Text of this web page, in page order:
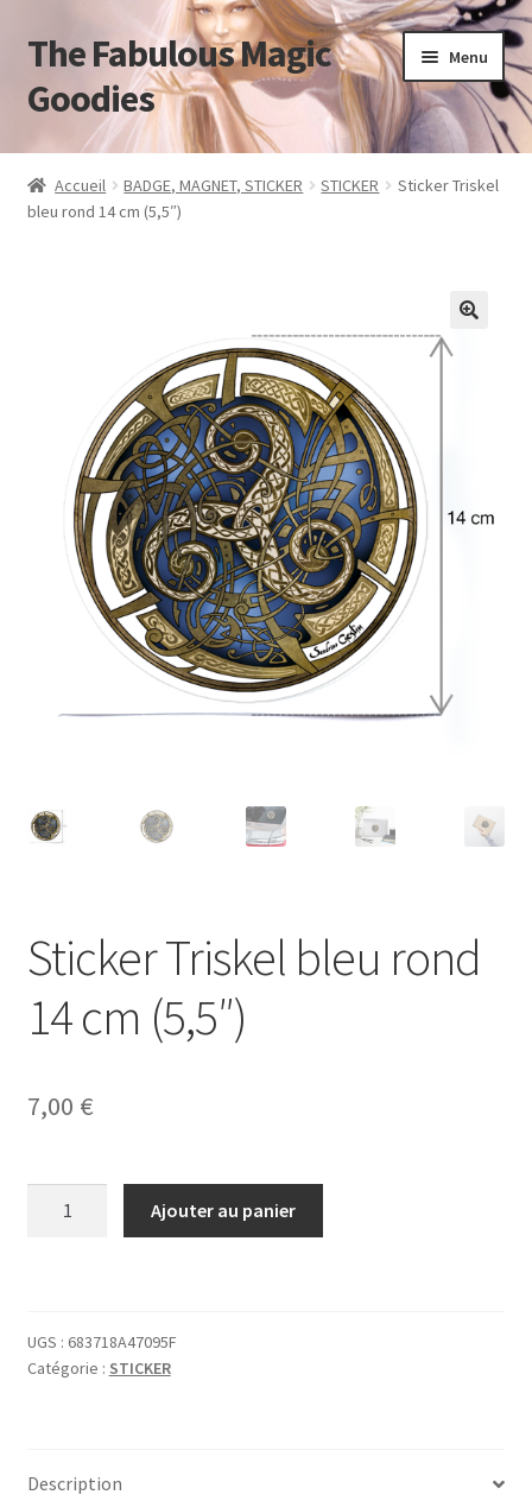
Aller
la
navigation
Aller
au
contenu
The Fabulous Magic
Goodies
Menu
Accueil
Mon compte
Accueil BADGE, MAGNET, STICKER STICKER
Sticker Triskel
bleu rond 14 cm (5,5″)
Sticker Triskel bleu rond
14 cm (5,5″)
7,00 €
rond
14
Ajouter au panier
UGS : 683718A47095F
Catégorie : STICKER
Description